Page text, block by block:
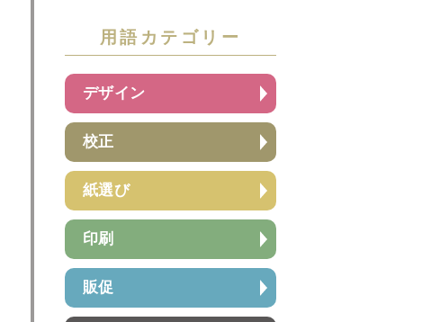
用語カテゴリー
デザイン
校正
紙選び
印刷
販促